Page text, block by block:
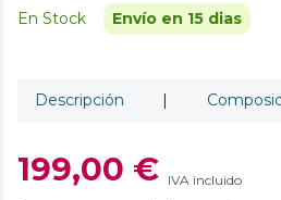
En Stock Envío en 15 dias
Descripción |
199,00 € IVA incluido